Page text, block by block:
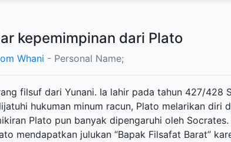
kepemimpinan dari Plato
Whani - Personal Name;
filsuf dari Yunani. Ia lahir pada tahun 427/428
hukuman minum racun, Plato melarikan diri
Plato pun banyak dipengaruhi oleh
mendapatkan julukan “Bapak Filsafat Barat”